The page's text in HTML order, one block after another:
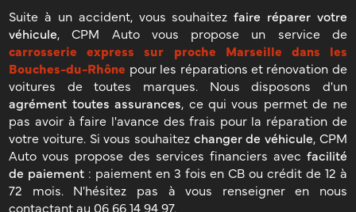
Suite à un accident, vous souhaitezfaire réparer votre
véhicule, CPM Auto vous propose un service de
carrosserie express sur proche Marseille dans les
Bouches-du-Rhône pour les réparations et rénovation de
voitures de toutes marques. Nous disposons d'un
agrément toutes assurances, ce qui vous permet de ne
pas avoir à faire l'avance des frais pour la réparation de
votre voiture. Si vous souhaitez changer de véhicule, CPM
Auto vous propose des services financiers avec facilité
de paiement : paiement en 3 fois en CB ou crédit de 12 à
72 mois. N'hésitez pas à vous renseigner en nous
contactant au 06 66 14 94 97.